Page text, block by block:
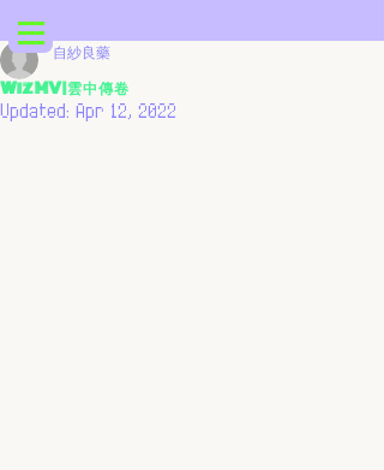
Wiz MV | 雲 中 傳 卷
自紗良藥
Updated: Apr 12, 2022